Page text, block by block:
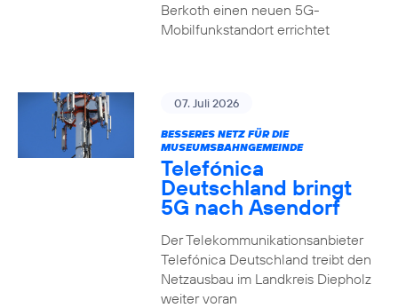
Berkoth einen neuen 5G-
Mobilfunkstandort errichtet
07. Juli 2026
BESSERES NETZ FÜR DIE
MUSEUMSBAHNGEMEINDE
Telefónica
Deutschland bringt
5G nach Asendorf
Der Telekommunikationsanbieter
Telefónica Deutschland treibt den
Netzausbau im Landkreis Diepholz
weiter voran